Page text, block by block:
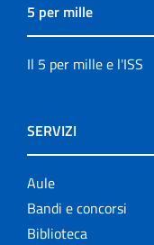
5 per mille
Il 5 per mille e l'ISS
SERVIZI
Aule
Bandi e concorsi
Biblioteca